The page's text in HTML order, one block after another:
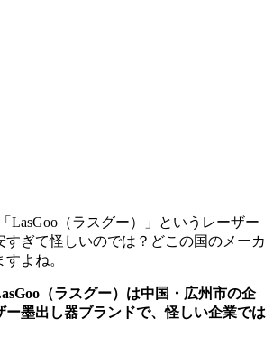
LasGoo（ラスグー）」というレーザー
すぎて怪しいのでは？どこの国のメーカ
よね。
（ラスグー）は中国・広州市の企
ー墨出し器ブランドで、怪しい企業では